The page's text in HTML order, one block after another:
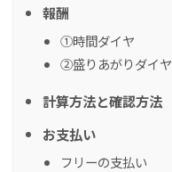
報酬
①時間ダイヤ
②盛りあがりダイヤ
計算方法と確認方法
お支払い
フリーの支払い